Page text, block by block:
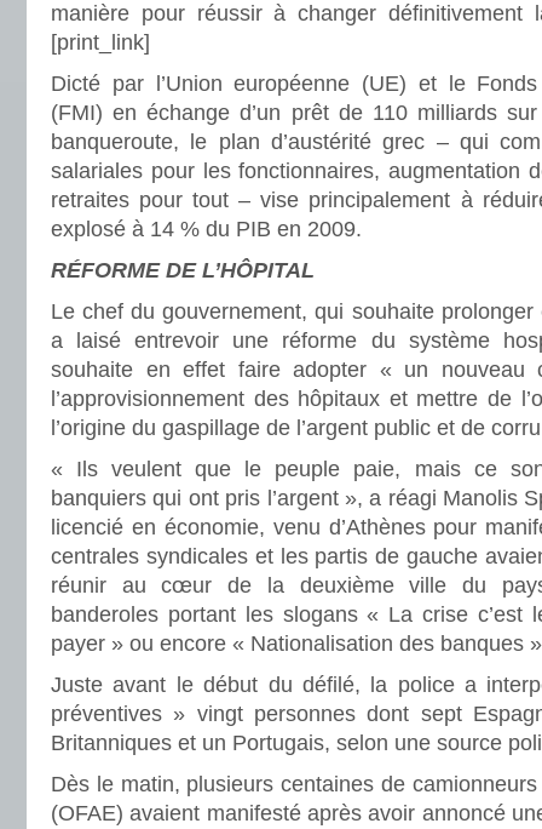
manière pour réussir à changer
[print_link]
Dicté par l’Union européenne (UE) et le
(FMI) en échange d’un prêt de 110 milliards
banqueroute, le plan d’austérité grec – qui
salariales pour les fonctionnaires, augmentation
retraites pour tout – vise principalement à
explosé à 14 % du PIB en 2009.
RÉFORME DE L’HÔPITAL
Le chef du gouvernement, qui souhaite
a laisé entrevoir une réforme du système
souhaite en effet faire adopter « un nouveau
l’approvisionnement des hôpitaux et mettre de
l’origine du gaspillage de l’argent public et de
« Ils veulent que le peuple paie, mais ce
banquiers qui ont pris l’argent », a réagi Manolis
licencié en économie, venu d’Athènes pour
centrales syndicales et les partis de gauche
réunir au cœur de la deuxième ville du
banderoles portant les slogans « La crise c’est
payer » ou encore « Nationalisation des banques
Juste avant le début du défilé, la police a
préventives » vingt personnes dont sept
Britanniques et un Portugais, selon une source
Dès le matin, plusieurs centaines de
(OFAE) avaient manifesté après avoir annoncé